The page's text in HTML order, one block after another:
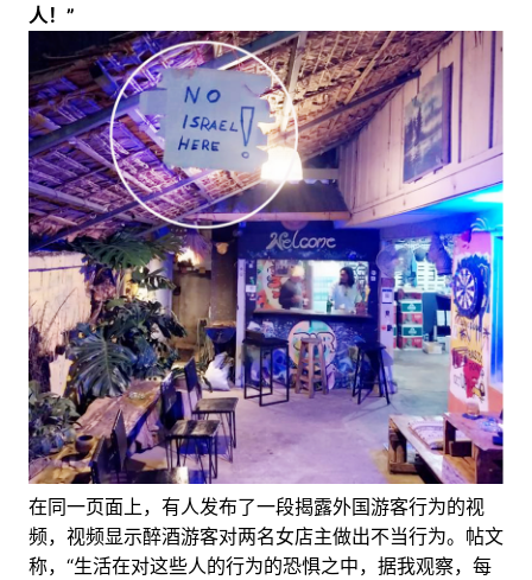
人！”
在同一页面上，有人发布了一段揭露外国游客行为的视
频，视频显示醉酒游客对两名女店主做出不当行为。帖文
称，“生活在对这些人的行为的恐惧之中，据我观察，每